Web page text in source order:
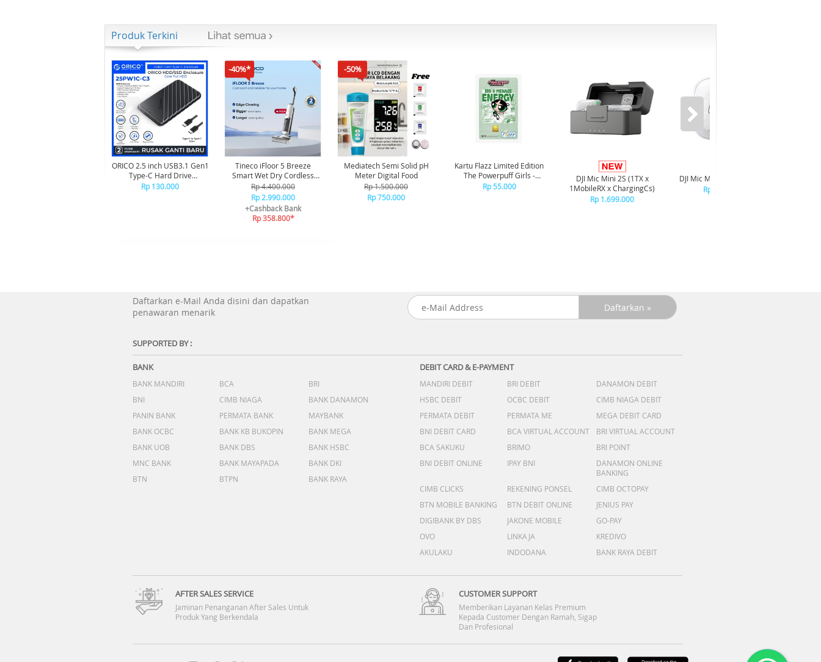
Produk Terkini
ORICO 2.5 inch USB3.1 Gen1
Type-C Hard Drive
Enclosure - 25PW1C-C3
Rp 130.000
-40%*
Tineco iFloor 5 Breeze
Smart Wet Dry Cordless
Vacuum Cleaner Vakum
Penghisap Debu
Rp 4.400.000
Rp 2.990.000
+Cashback Bank
Rp 358.800*
-50%
Mediatech Semi Solid pH
Meter Digital Food
Rp 1.500.000
Rp 750.000
Kartu Flazz Limited Edition
The Powerpuff Girls -
Buttercup
Rp 55.000
DJI Mic Mini 2S (1TX x
1MobileRX x ChargingCs)
Rp 1.699.000
DJI Mic Mini 2S Transmitter
Rp 1.099.000
Daftarkan e-Mail Anda disini dan dapatkan
penawaran menarik
SUPPORTED BY :
BANK
BANK MANDIRI BCA
BRI
BNI
CIMB NIAGA
BANK DANAMON
PANIN BANK
PERMATA BANK
MAYBANK
BANK OCBC
BANK KB BUKOPIN
BANK MEGA
BANK UOB
BANK DBS
BANK HSBC
MNC BANK
BANK MAYAPADA
BANK DKI
BTN
BTPN BANK RAYA
DEBIT CARD & E-PAYMENT
MANDIRI DEBIT BRI DEBIT
DANAMON DEBIT
HSBC DEBIT
OCBC DEBIT
CIMB NIAGA DEBIT
PERMATA DEBIT
PERMATA ME
MEGA DEBIT CARD
BNI DEBIT CARD
BCA VIRTUAL ACCOUNT
BRI VIRTUAL ACCOUNT
BCA SAKUKU
BRIMO
BRI POINT
BNI DEBIT ONLINE
IPAY BNI
DANAMON ONLINE
BANKING
CIMB CLICKS
REKENING PONSEL
CIMB OCTOPAY
BTN MOBILE BANKING
BTN DEBIT ONLINE
JENIUS PAY
DIGIBANK BY DBS
JAKONE MOBILE
GO-PAY
OVO
LINKAJA
KREDIVO
AKULAKU
INDODANA BANK RAYA DEBIT
AFTER SALES SERVICE
Jaminan Penanganan After Sales Untuk
Produk Yang Berkendala
CUSTOMER SUPPORT
Memberikan Layanan Kelas Premium
Kepada Customer Dengan Ramah, Sigap
Dan Profesional